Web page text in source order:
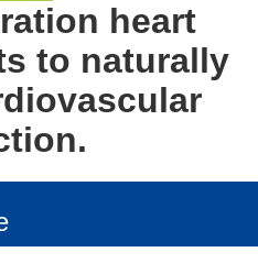
heart
to naturally